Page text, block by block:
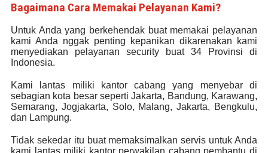
Bagaimana Cara Memakai Pelayanan Kami?
Untuk Anda yang berkehendak buat memakai pelayanan
kami Anda nggak penting kepanikan dikarenakan kami
menyediakan pelayanan security buat 34 Provinsi di
Indonesia.
Kami lantas miliki kantor cabang yang menyebar di
sebagian kota besar seperti Jakarta, Bandung, Karawang,
Semarang, Jogjakarta, Solo, Malang, Jakarta, Bengkulu,
dan Lampung.
Tidak sekedar itu buat memaksimalkan servis untuk Anda